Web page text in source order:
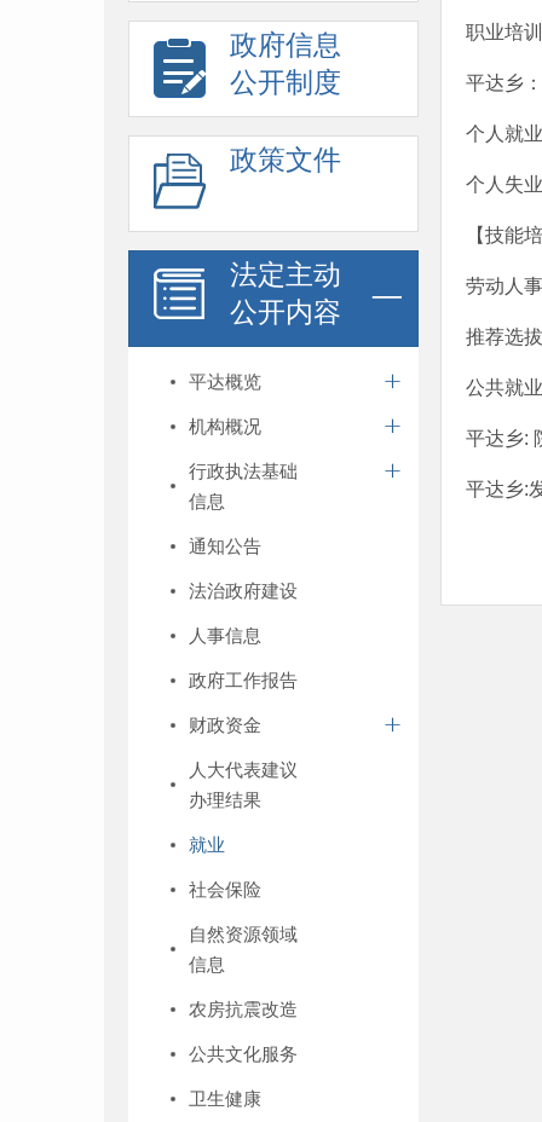
政府信息
公开制度
政策文件
法定主动
公开内容
平达概览
机构概况
行政执法基础
信息
通知公告
法治政府建设
人事信息
政府工作报告
财政资金
人大代表建议
办理结果
就业
社会保险
自然资源领域
信息
农房抗震改造
公共文化服务
卫生健康
职业培
平达乡
个人就
个人失
【技能
劳动人
推荐选
公共就
平达乡:
平达乡: